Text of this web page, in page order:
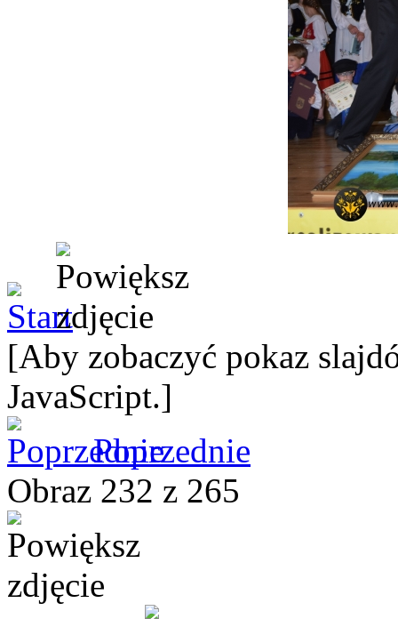
[Aby zobaczyć pokaz
JavaScript.]
Poprzednie
Obraz 232 z 265